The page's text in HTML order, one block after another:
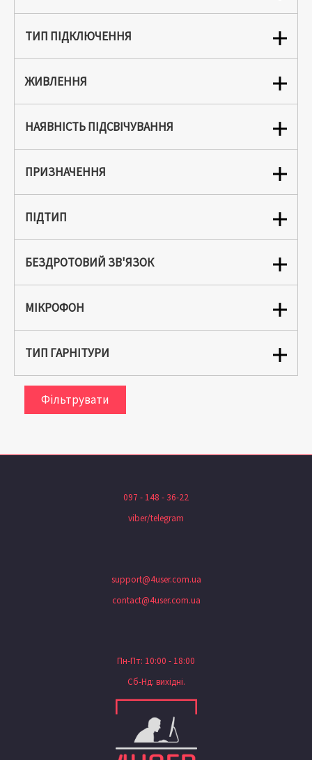
ТИП ПІДКЛЮЧЕННЯ
ЖИВЛЕННЯ
НАЯВНІСТЬ ПІДСВІЧУВАННЯ
ПРИЗНАЧЕННЯ
ПІДТИП
БЕЗДРОТОВИЙ ЗВ'ЯЗОК
МІКРОФОН
ТИП ГАРНІТУРИ
Фільтрувати
097 - 148 - 36-22
viber/telegram
support@4user.com.ua
contact@4user.com.ua
Пн-Пт: 10:00 - 18:00
Сб-Нд: вихідні.